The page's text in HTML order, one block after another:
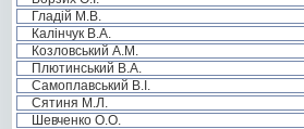
Гладій М.В.
Калінчук В.А.
Козловський А.М.
Плютинський В.А.
Самоплавський В.І.
Сятиня М.Л.
Шевченко О.О.